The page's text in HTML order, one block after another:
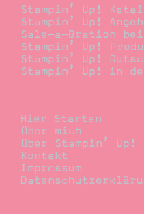
Stampin’ Up!
Stampin’ Up!
Sale-a-Bration bei
Stampin’ Up!
Stampin’ Up!
Stampin’ Up! in
Hier Starten
Über mich
Über Stampin’ Up!
Kontakt
Impressum